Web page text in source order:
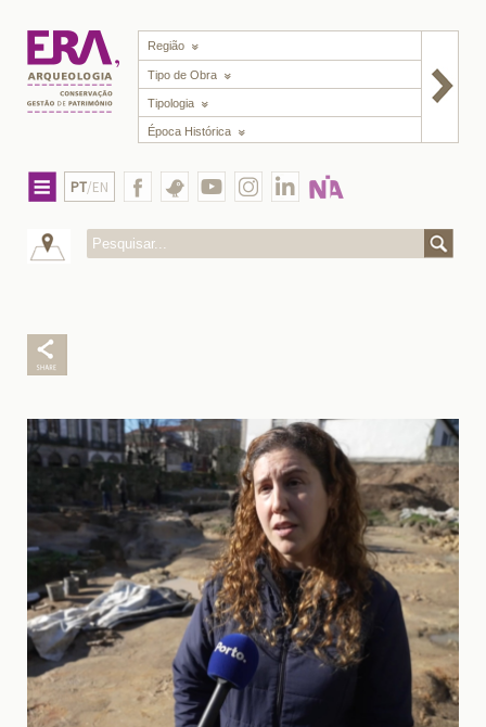
Região
Tipo de Obra
Tipologia
Época Histórica
PT/EN